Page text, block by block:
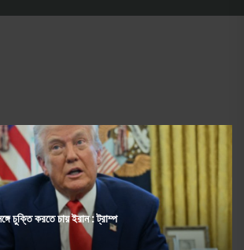
কী দেখা গেছে?- স্বরাষ্ট্রমন্ত্রীর প্রশ্ন